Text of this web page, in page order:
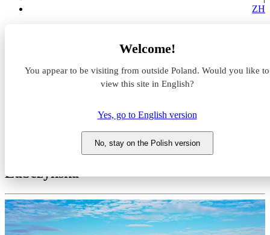
ZH
Welcome!
You appear to be visiting from outside Poland. Would you like to
view this site in English?
Yes, go to English version
No, stay on the Polish version
Exeter Park Szczecin II
Park Szczecin II
Zachodniopomorskie, Szczecin, ul.
Lubczyńska